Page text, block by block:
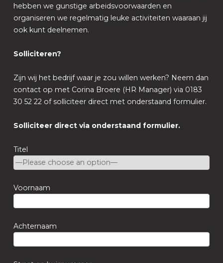
hebben we gunstige arbeidsvoorwaarden en
organiseren we regelmatig leuke activiteiten waaraan jij
ook kunt deelnemen.
Solliciteren?
Zijn wij het bedrijf waar je zou willen werken? Neem dan
contact op met Corina Broere (HR Manager) via 0183
30 52 22 of solliciteer direct met onderstaand formulier.
Solliciteer direct via onderstaand formulier.
Titel
Voornaam
Achternaam